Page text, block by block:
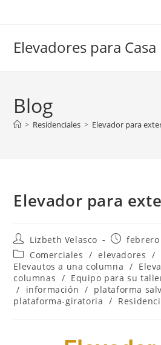
Elevadores para Casa
Blog
> Residenciales > Elevador para
Elevador para
Lizbeth Velasco
febrero
Comerciales / elevadores /
Elevautos a una columna /
columnas / Equipo para su
/
información / plataforma
plataforma-giratoria /